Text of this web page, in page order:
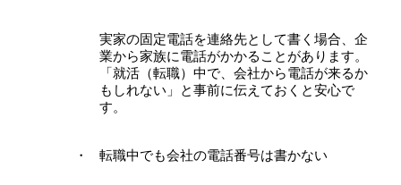
実家の固定電話を連絡先として書く場合、企
業から家族に電話がかかることがあります。
「就活（転職）中で、会社から電話が来るか
もしれない」と事前に伝えておくと安心で
す。
転職中でも会社の電話番号は書かない